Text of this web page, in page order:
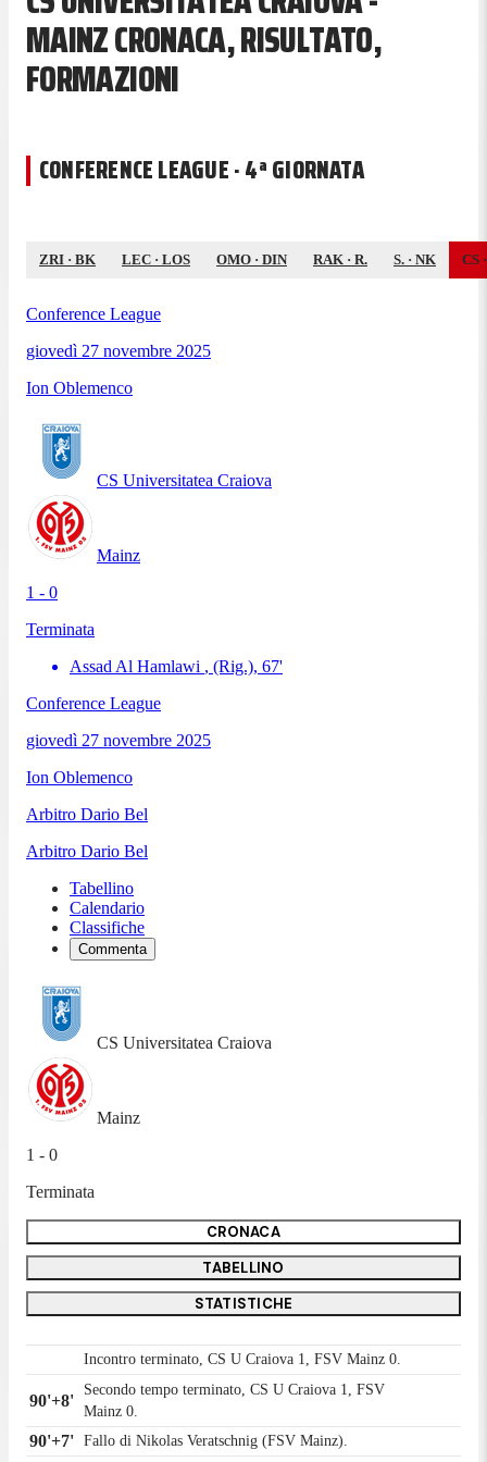
MAINZ CRONACA, RISULTATO,
FORMAZIONI
CONFERENCE LEAGUE · 4ª GIORNATA
ZRI · BK LEC · LOS OMO · DIN RAK · R. S. · NK CS
Conference League
giovedì 27 novembre 2025
Ion Oblemenco
CS Universitatea Craiova
Mainz
1 - 0
Terminata
Assad Al Hamlawi , (Rig.), 67'
Conference League
giovedì 27 novembre 2025
Ion Oblemenco
Arbitro Dario Bel
Arbitro Dario Bel
Tabellino
Calendario
Classifiche
Commenta
CS Universitatea Craiova
Mainz
1 - 0
Terminata
CRONACA
TABELLINO
STATISTICHE
Incontro terminato, CS U Craiova 1, FSV Mainz 0.
90'+8'
Secondo tempo terminato, CS U Craiova 1, FSV
Mainz 0.
90'+7' Fallo di Nikolas Veratschnig (FSV Mainz).